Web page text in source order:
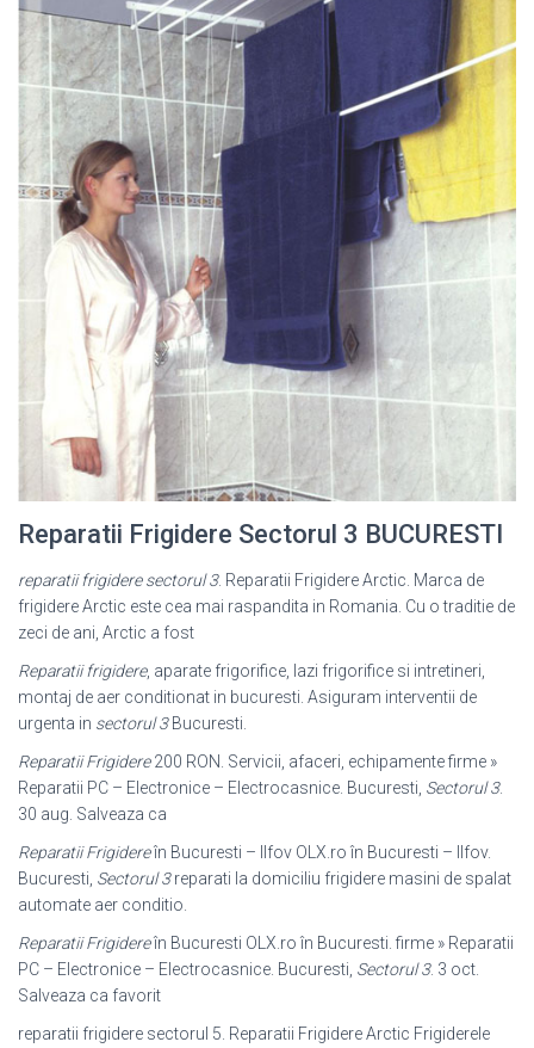
Reparatii Frigidere Sectorul 3 BUCURESTI
reparatii frigidere sectorul 3. Reparatii Frigidere Arctic. Marca de
frigidere Arctic este cea mai raspandita in Romania. Cu o traditie de
zeci de ani, Arctic a fost
Reparatii frigidere, aparate frigorifice, lazi frigorifice si intretineri,
montaj de aer conditionat in bucuresti. Asiguram interventii de
urgenta in sectorul 3Bucuresti.
Reparatii Frigidere200 RON. Servicii, afaceri, echipamente firme »
Reparatii PC – Electronice – Electrocasnice. Bucuresti, Sectorul 3.
30 aug. Salveaza ca
Reparatii Frigidereîn Bucuresti – Ilfov OLX.ro în Bucuresti – Ilfov.
Bucuresti, Sectorul 3reparati la domiciliu frigidere masini de spalat
automate aer conditio
Reparatii Frigidereîn Bucuresti OLX.ro în Bucuresti. firme » Reparatii
PC – Electronice – Electrocasnice. Bucuresti, Sectorul 3. 3 oct.
Salveaza ca favorit
reparatii frigidere sectorul 5. Reparatii Frigidere Arctic Frigiderele